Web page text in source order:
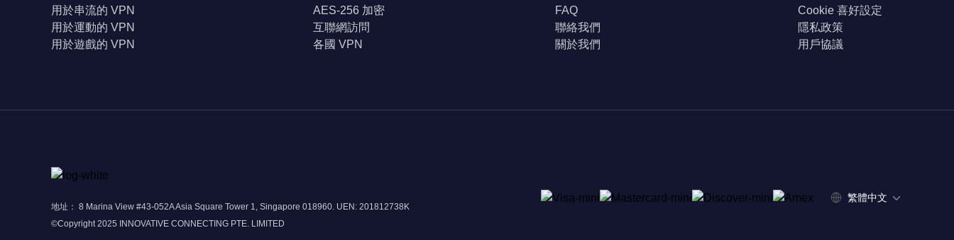
用於串流的 VPN
用於運動的 VPN
用於遊戲的 VPN
AES-256 加密
互聯網訪問
各國 VPN
FAQ
聯絡我們
關於我們
Cookie 喜好設定
隱私政策
用戶協議
地址： 8 Marina View #43-052A Asia Square Tower 1, Singapore 018960. UEN: 201812738K
©Copyright 2025 INNOVATIVE CONNECTING PTE. LIMITED
繁體中文